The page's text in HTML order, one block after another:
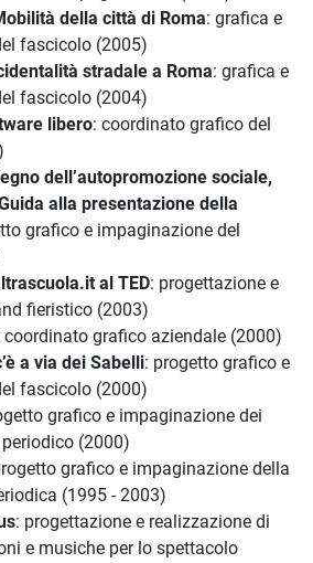
della città di Roma: grafica e
fascicolo (2005)
stradale a Roma: grafica e
fascicolo (2004)
libero: coordinato grafico del
dell’autopromozione sociale,
alla presentazione della
grafico e impaginazione del
al TED: progettazione e
fieristico (2003)
coordinato grafico aziendale (2000)
a via dei Sabelli: progetto grafico e
fascicolo (2000)
grafico e impaginazione dei
(2000)
grafico e impaginazione della
(1995 - 2003)
: progettazione e realizzazione di
e musiche per lo spettacolo